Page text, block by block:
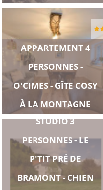
APPARTEMENT 4
PERSONNES -
O'CIMES - GÎTE COSY
À LA MONTAGNE
STUDIO 3
PERSONNES - LE
P'TIT PRÉ DE
BRAMONT - CHIEN